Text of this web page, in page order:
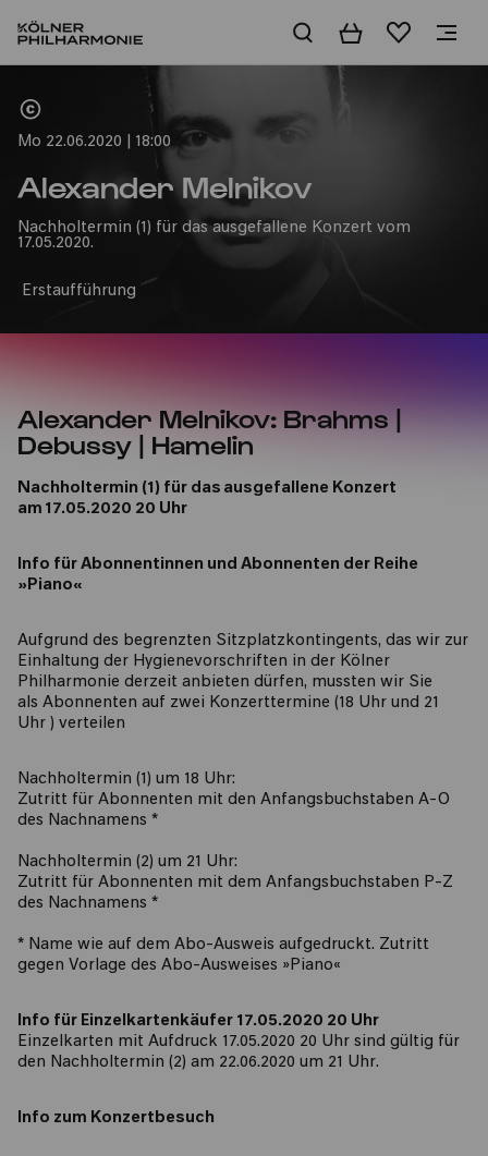
WarenkorbMerkliste
Mo 22.06.2020 | 18:00
Alexander Melnikov
Nachholtermin (1) für das ausgefallene Konzert vom
17.05.2020.
Erstaufführung
Alexander Melnikov: Brahms |
Debussy | Hamelin
Nachholtermin (1) für das ausgefallene Konzert
am 17.05.2020 20 Uhr
Info für Abonnentinnen und Abonnenten der Reihe
»Piano«
Aufgrund des begrenzten Sitzplatzkontingents, das wir zur
Einhaltung der Hygienevorschriften in der Kölner
Philharmonie derzeit anbieten dürfen, mussten wir Sie
als Abonnenten auf zwei Konzerttermine (18 Uhr und 21
Uhr ) verteilen
Nachholtermin (1) um 18 Uhr:
Zutritt für Abonnenten mit den Anfangsbuchstaben A-O
des Nachnamens *
Nachholtermin (2) um 21 Uhr:
Zutritt für Abonnenten mit dem Anfangsbuchstaben P-Z
des Nachnamens *
* Name wie auf dem Abo-Ausweis aufgedruckt. Zutritt
gegen Vorlage des Abo-Ausweises »Piano«
Info für Einzelkartenkäufer 17.05.2020 20 Uhr
Einzelkarten mit Aufdruck 17.05.2020 20 Uhr sind gültig für
den Nachholtermin (2) am 22.06.2020 um 21 Uhr.
Info zum Konzertbesuch